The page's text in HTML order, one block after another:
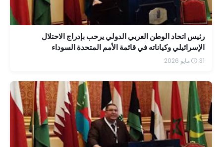
رئيس اتحاد الوطن العربي الدولي يرحب بإدراج الاحتلال
الإسرائيلي وكياناته في قائمة الأمم المتحدة السوداء
31 مايو 2026